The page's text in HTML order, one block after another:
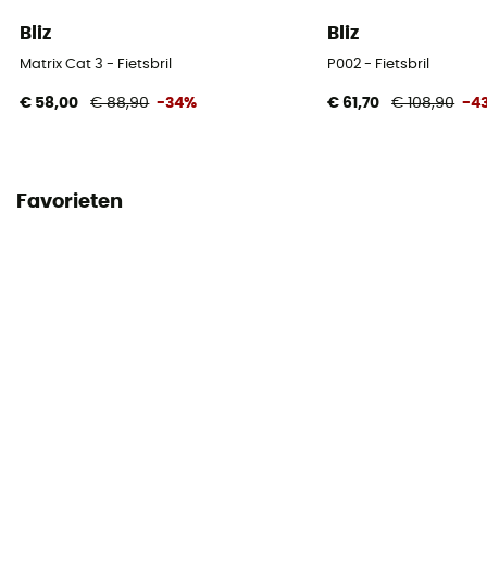
Bliz
Matrix Cat 3 - Fietsbril
€ 58,00 € 88,90 -34%
Bliz
P002 - Fietsbril
€ 61,70 € 108,90 -
Favorieten